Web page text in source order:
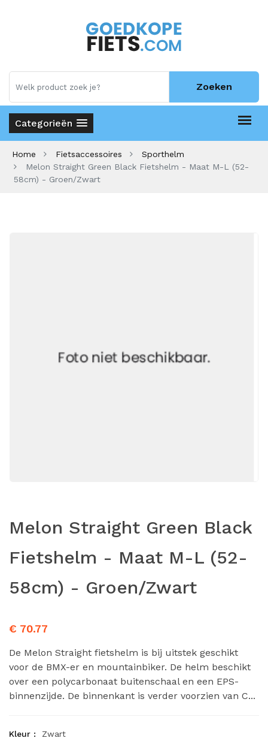
Zoeken
Categorieën
Home Fietsaccessoires
Sporthelm
Melon Straight Green Black Fietshelm - Maat M-L (52-
58cm) - Groen/Zwart
Melon Straight Green Black
Fietshelm - Maat M-L (52-
58cm) - Groen/Zwart
€ 70.77
De Melon Straight fietshelm is bij uitstek geschikt
voor de BMX-er en mountainbiker. De helm beschikt
over een polycarbonaat buitenschaal en een EPS-
binnenzijde. De binnenkant is verder voorzien van C...
Kleur :
Zwart